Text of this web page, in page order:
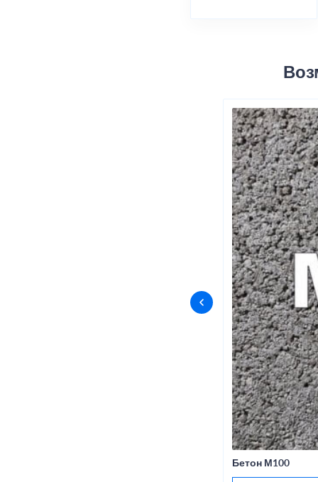
Бетон М100